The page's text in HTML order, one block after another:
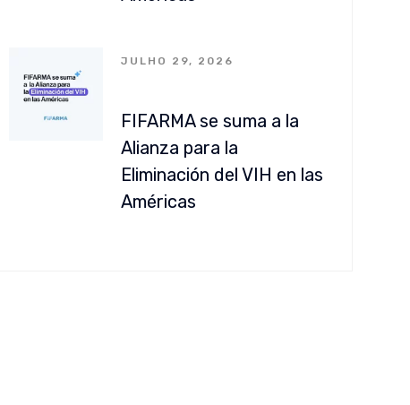
JULHO 29, 2026
FIFARMA se suma a la
Alianza para la
Eliminación del VIH en las
Américas